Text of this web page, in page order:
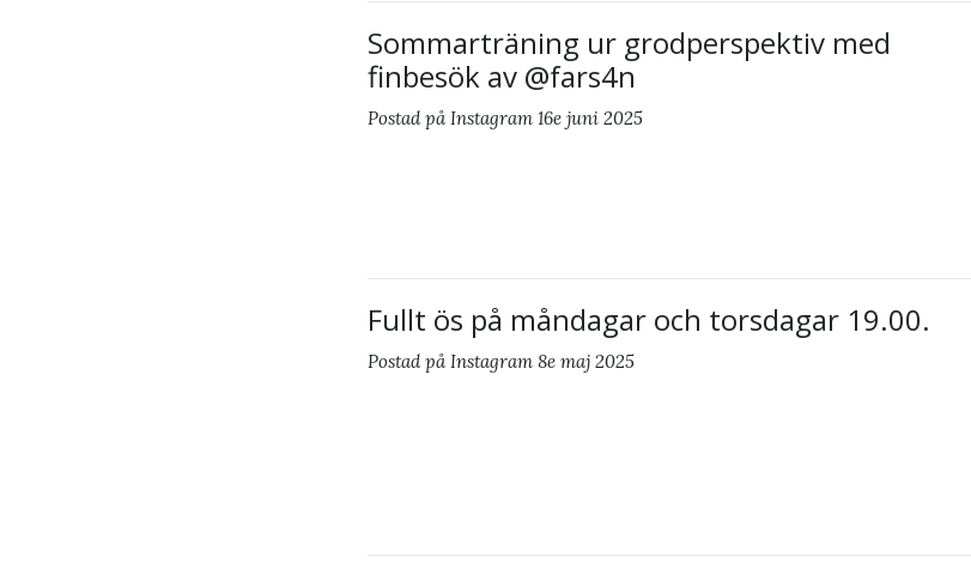
Sommarträning ur grodperspektiv med
finbesök av @fars4n
Postad på Instagram 16e juni 2025
Fullt ös på måndagar och torsdagar 19.00.
Postad på Instagram 8e maj 2025